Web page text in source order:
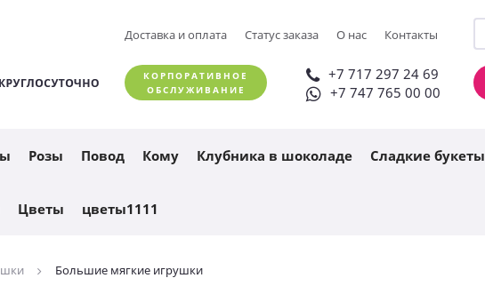
+7 717 297 24 69
+7 747 765 00 00
ЗАКАЗАТЬ ЗВОНОК
Доставка и оплата Статус заказа О нас Контакты
КОРПОРАТИВНОЕ
ОБСЛУЖИВАНИЕ
+7 717 297 24 69
+7 747 765 00 00
Розы Повод Кому Клубника в шоколаде Сладкие букеты
Цветы цветы1111
Большие мягкие игрушки